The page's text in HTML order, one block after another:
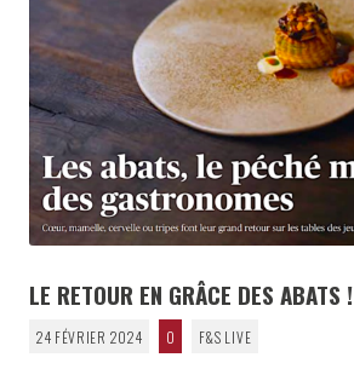
LE RETOUR EN GRÂCE DES ABATS !
24 FÉVRIER 2024 0 F&S LIVE